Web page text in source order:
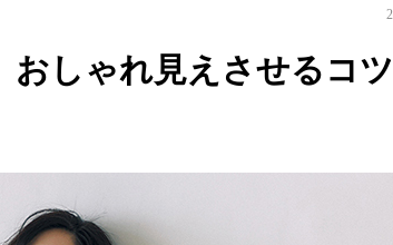
おしゃれ見えさせるコツ